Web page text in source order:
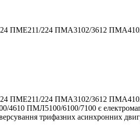
ПМЕ211/224 ПМА3102/3612
ПМЕ211/224 ПМА3102/3612
ПМЛ5100/6100/7100 є
трифазних асинхронних